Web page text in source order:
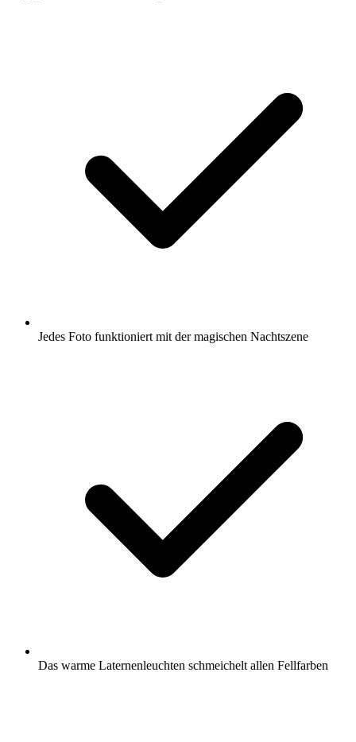
Jedes Foto funktioniert mit der magischen Nachtszene
Das warme Laternenleuchten schmeichelt allen Fellfarben